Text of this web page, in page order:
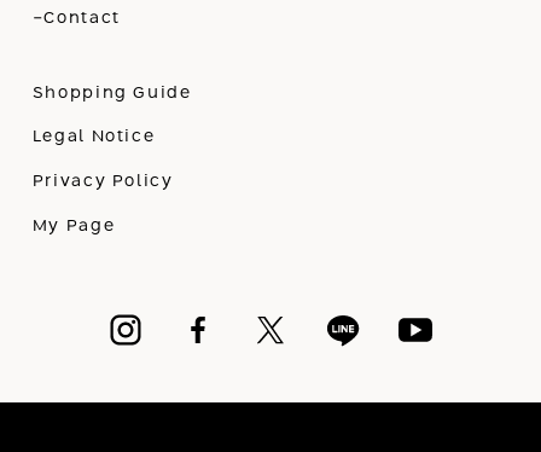
-Contact
Shopping Guide
Legal Notice
Privacy Policy
My Page